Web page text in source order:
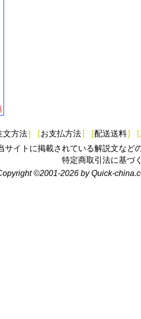
文方法] [お支払方法] [配送送料] [
サイトに掲載されている解説文など
特定商取引法に基づ
©2001-2026 by Quick-